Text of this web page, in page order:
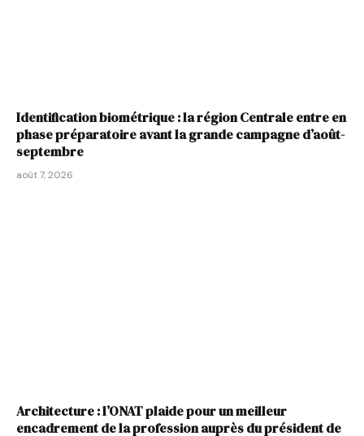
Identification biométrique : la région Centrale entre en
phase préparatoire avant la grande campagne d’août-
septembre
août 7, 2026
Architecture : l’ONAT plaide pour un meilleur
encadrement de la profession auprès du président de